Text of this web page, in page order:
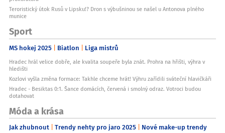
Teroristický útok Rusů v Lipsku!? Dron s výbušninou se našel u Antonova plného
munice
Sport
MS hokej 2025 Biatlon Liga mistrů
Hradec hrál velice dobře, ale kvalita soupeře byla znát. Prohra na hřišti, výhra v
hledišti
Kozlovi vyšla změna formace: Takhle chceme hrát! Výhru zařídili sváteční hlavičkáři
Hradec - Besiktas 0:1. Šance domácích, červená i smolný odraz. Votroci budou
dotahovat
Móda a krása
Jak zhubnout Trendy nehty pro jaro 2025 Nové make-up trendy